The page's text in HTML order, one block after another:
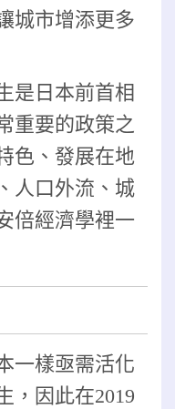
城市增添更多
是日本前首相
重要的政策之
色、發展在地
人口外流、城
倍經濟學裡一
一樣亟需活化
，因此在2019